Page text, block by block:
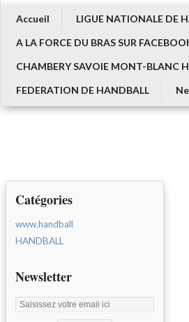
Accueil
LIGUE NATIONALE DE
A LA FORCE DU BRAS SUR
CHAMBERY SAVOIE MONT-BLANC
FEDERATION DE HANDBALL
Catégories
www.handball
HANDBALL
Newsletter